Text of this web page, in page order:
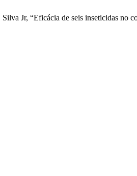
Jr, “Eficácia de seis inseticidas no